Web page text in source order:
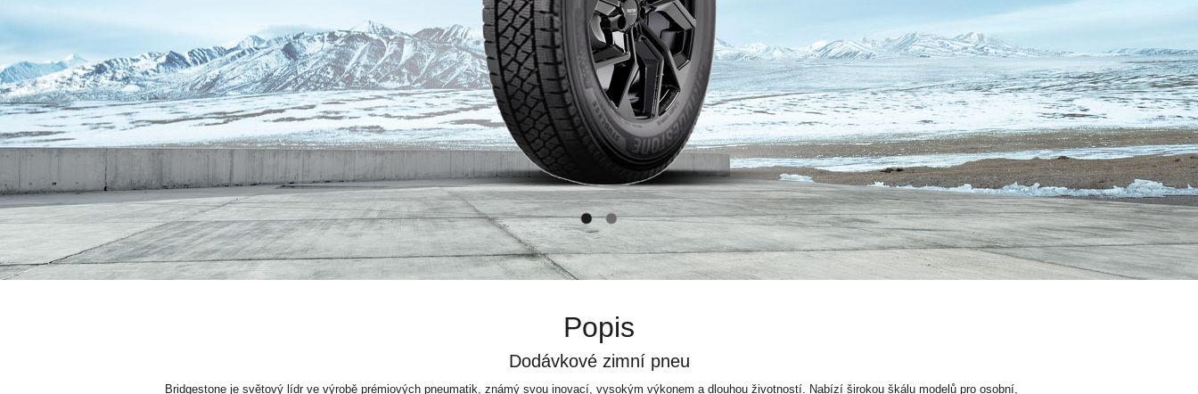
Popis
Dodávkové zimní pneu
Bridgestone je světový lídr ve výrobě prémiových pneumatik, známý svou inovací, vysokým výkonem a dlouhou životností. Nabízí širokou škálu modelů pro osobní,